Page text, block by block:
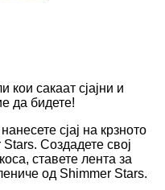
кои сакаат сјајни и
да бидете!
сјај на крзното
Создадете свој
ставете лента за
од Shimmer Stars.